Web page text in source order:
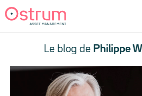
Le blog de Philippe